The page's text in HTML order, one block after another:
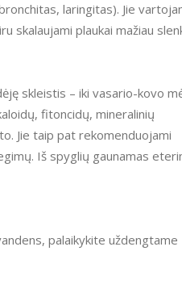
laringitas). Jie
skalaujami plaukai mažiau
skleistis – iki vasario-kovo
fitoncidų, mineralinių
Jie taip pat rekomenduojami
Iš spyglių gaunamas
palaikykite uždengtame